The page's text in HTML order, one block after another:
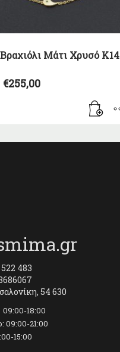
Βραχιόλι Μάτι Χρυσό Κ14
€255,00
483
54 630
18:00
09:00-21:00
15:00